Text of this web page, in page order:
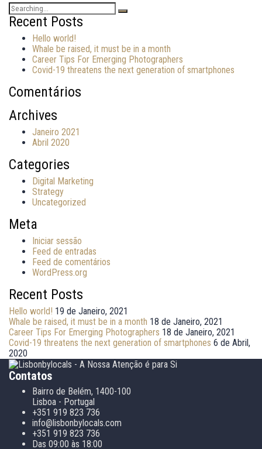
Search
for:
Recent Posts
Hello world!
Whale be raised, it must be in a month
Career Tips For Emerging Photographers
Covid-19 threatens the next generation of smartphones
Comentários
Archives
Janeiro 2021
Abril 2020
Categories
Digital Marketing
Strategy
Uncategorized
Meta
Iniciar sessão
Feed de entradas
Feed de comentários
WordPress.org
Recent Posts
Hello world! 19 de Janeiro, 2021
Whale be raised, it must be in a month 18 de Janeiro, 2021
Career Tips For Emerging Photographers 18 de Janeiro, 2021
Covid-19 threatens the next generation of smartphones 6 de Abril,
2020
Contatos
Bairro de Belém, 1400-100
Lisboa - Portugal
+351 919 823 736
info@lisbonbylocals.com
+351 919 823 736
Das 09:00 às 18:00